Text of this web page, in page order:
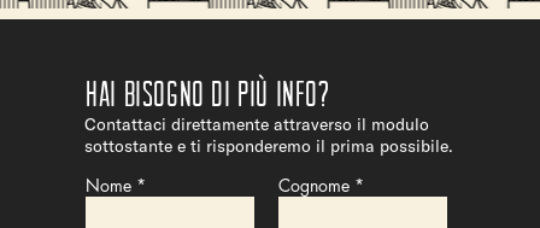
Hai bisogno di più info?
Contattaci direttamente attraverso il modulo
sottostante e ti risponderemo il prima possibile.
Nome Cognome